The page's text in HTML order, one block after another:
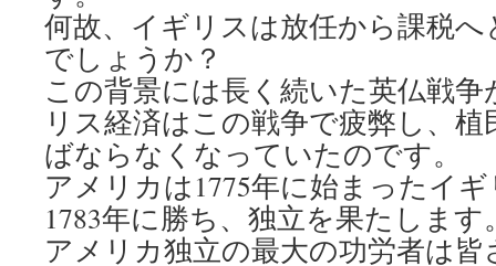
何故、イギリスは放任から課税
でしょうか？
この背景には長く続いた英仏戦
リス経済はこの戦争で疲弊し、
ばならなくなっていたのです。
アメリカは1775年に始まったイ
1783年に勝ち、独立を果たします
アメリカ独立の最大の功労者は